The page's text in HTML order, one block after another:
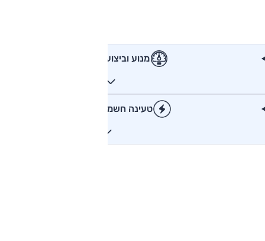
מנוע וביצועים
טעינה חשמלית